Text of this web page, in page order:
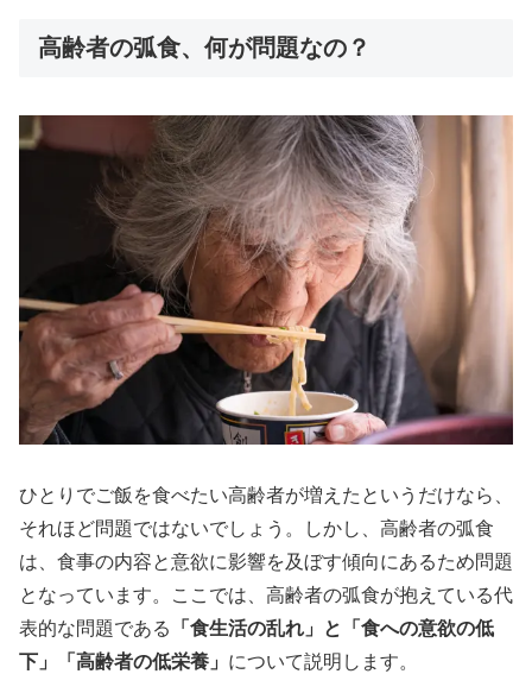
高齢者の弧食、何が問題なの？
ひとりでご飯を食べたい高齢者が増えたというだけなら、
それほど問題ではないでしょう。しかし、高齢者の弧食
は、食事の内容と意欲に影響を及ぼす傾向にあるため問題
となっています。ここでは、高齢者の弧食が抱えている代
表的な問題である
「食生活の乱れ」と「食への意欲の低
下」「高齢者の低栄養」 について説明します。